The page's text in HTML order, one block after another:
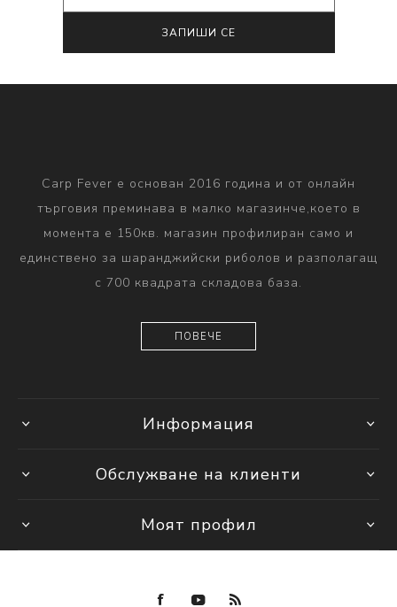
ЗАПИШИ СЕ
Carp Fever е основан 2016 година и от онлайн
търговия преминава в малко магазинче,което в
момента е 150кв. магазин профилиран само и
единствено за шаранджийски риболов и разполагащ
с 700 квадрата складова база.
ПОВЕЧЕ
Информация
Обслужване на клиенти
Моят профил